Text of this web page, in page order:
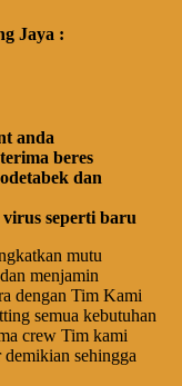
Jaya :
anda
beres
dan
seperti baru
mutu
menjamin
dengan Tim Kami
semua kebutuhan
crew Tim kami
sehingga